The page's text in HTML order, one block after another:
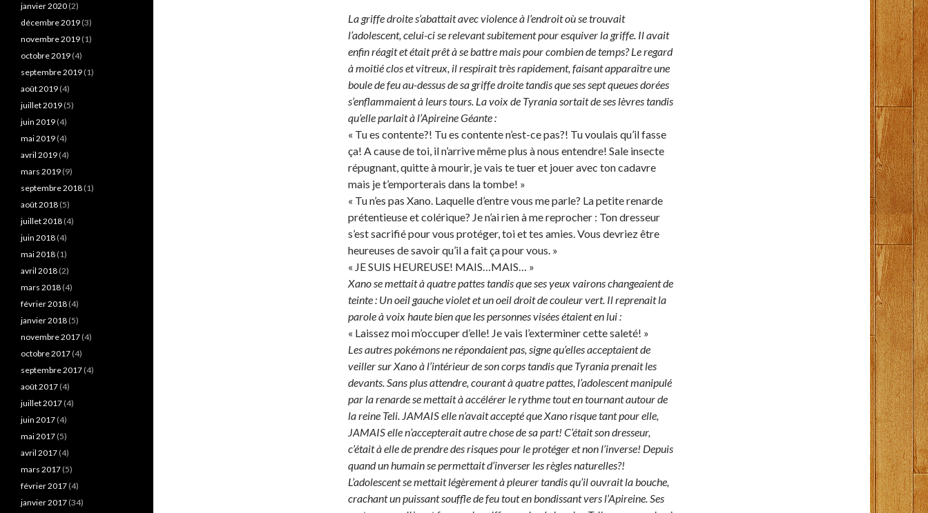
La griffe droite s’abattait avec violence à l’endroit où se trouvait
l’adolescent, celui-ci se relevant subitement pour esquiver la griffe. Il avait
enfin réagit et était prêt à se battre mais pour combien de temps? Le regard
à moitié clos et vitreux, il respirait très rapidement, faisant apparaître une
boule de feu au-dessus de sa griffe droite tandis que ses sept queues dorées
s’enflammaient à leurs tours. La voix de Tyrania sortait de ses lèvres tandis
qu’elle parlait à l’Apireine Géante :
« Tu es contente?! Tu es contente n’est-ce pas?! Tu voulais qu’il fasse
ça! A cause de toi, il n’arrive même plus à nous entendre! Sale insecte
répugnant, quitte à mourir, je vais te tuer et jouer avec ton cadavre
mais je t’emporterais dans la tombe! »
« Tu n’es pas Xano. Laquelle d’entre vous me parle? La petite renarde
prétentieuse et colérique? Je n’ai rien à me reprocher : Ton dresseur
s’est sacrifié pour vous protéger, toi et tes amies. Vous devriez être
heureuses de savoir qu’il a fait ça pour vous. »
« JE SUIS HEUREUSE! MAIS…MAIS… »
Xano se mettait à quatre pattes tandis que ses yeux vairons changeaient de
teinte : Un oeil gauche violet et un oeil droit de couleur vert. Il reprenait la
parole à voix haute bien que les personnes visées étaient en lui :
« Laissez moi m’occuper d’elle! Je vais l’exterminer cette saleté! »
Les autres pokémons ne répondaient pas, signe qu’elles acceptaient de
veiller sur Xano à l’intérieur de son corps tandis que Tyrania prenait les
devants. Sans plus attendre, courant à quatre pattes, l’adolescent manipulé
par la renarde se mettait à accélérer le rythme tout en tournant autour de
la reine Teli. JAMAIS elle n’avait accepté que Xano risque tant pour elle,
JAMAIS elle n’accepterait autre chose de sa part! C’était son dresseur,
c’était à elle de prendre des risques pour le protéger et non l’inverse! Depuis
quand un humain se permettait d’inverser les règles naturelles?!
L’adolescent se mettait légèrement à pleurer tandis qu’il ouvrait la bouche,
crachant un puissant souffle de feu tout en bondissant vers l’Apireine. Ses
janvier 2020 (2)
décembre 2019 (3)
novembre 2019 (1)
octobre 2019 (4)
septembre 2019 (1)
août 2019 (4)
juillet 2019 (5)
juin 2019 (4)
mai 2019 (4)
avril 2019 (4)
mars 2019 (9)
septembre 2018 (1)
août 2018 (5)
juillet 2018 (4)
juin 2018 (4)
mai 2018 (1)
avril 2018 (2)
mars 2018 (4)
février 2018 (4)
janvier 2018 (5)
novembre 2017 (4)
octobre 2017 (4)
septembre 2017 (4)
août 2017 (4)
juillet 2017 (4)
juin 2017 (4)
mai 2017 (5)
avril 2017 (4)
mars 2017 (5)
février 2017 (4)
janvier 2017 (34)